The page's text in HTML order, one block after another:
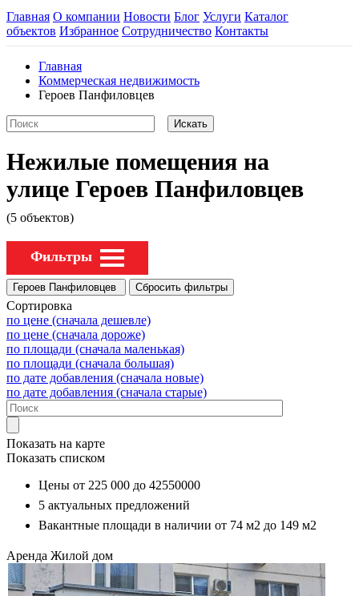
Главная О компании Новости Блог Услуги Каталог
объектов Избранное Сотрудничество Контакты
Главная
Коммерческая недвижимость
Героев Панфиловцев
Нежилые помещения на
улице Героев Панфиловцев
(5 объектов)
Фильтры
Сортировка
по цене (сначала дешевле)
по цене (сначала дороже)
по площади (сначала маленькая)
по площади (сначала большая)
по дате добавления (сначала новые)
по дате добавления (сначала старые)
Показать на карте
Показать списком
Цены от 225 000 до 42550000
5 актуальных предложений
Вакантные площади в наличии от 74 м2 до 149 м2
Аренда Жилой дом